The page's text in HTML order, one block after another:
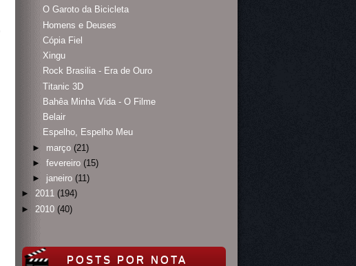
O Garoto da Bicicleta
Homens e Deuses
Cópia Fiel
Xingu
Rock Brasilia - Era de Ouro
Titanic 3D
Bahêa Minha Vida - O Filme
Belair
Espelho, Espelho Meu
► março (21)
► fevereiro (15)
► janeiro (11)
► 2011 (194)
► 2010 (40)
POSTS POR NOTA